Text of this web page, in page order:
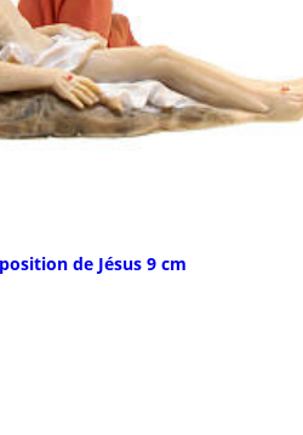
de Jésus 9 cm